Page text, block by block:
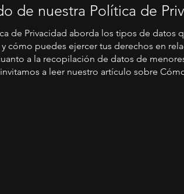
de nuestra Política de
de Privacidad aborda los tipos de
cómo puedes ejercer tus derechos en
a la recopilación de datos de
a leer nuestro artículo sobre